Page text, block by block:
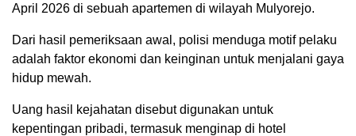
April 2026 di sebuah apartemen di wilayah Mulyorejo.
Dari hasil pemeriksaan awal, polisi menduga motif pelaku
adalah faktor ekonomi dan keinginan untuk menjalani gaya
hidup mewah.
Uang hasil kejahatan disebut digunakan untuk
kepentingan pribadi, termasuk menginap di hotel